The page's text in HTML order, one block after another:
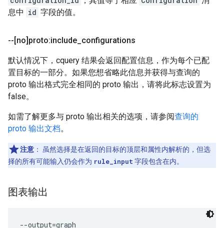
息中 id 字段的值。
--[no]proto:include configurations
默认情况下，cquery 结果会返回配置信息，作为每个已配
置目标的一部分。如果您想省略此信息并获得与查询的
proto 输出格式完全相同的 proto 输出，请将此标志设置为
false。
如需了解更多与 proto 输出相关的选项，请参阅查询的
proto 输出文档。
注意 ：
虽然选择是在返回的目标的顶层和属性内解析的，但选
择的所有可能输入仍会作为 rule_input 字段包含在内。
图表输出